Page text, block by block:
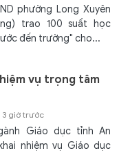
phường Long Xuyên
trao 100 suất học
đến trường" cho...
vụ trọng tâm
3 giờ trước
Giáo dục tỉnh An
nhiệm vụ Giáo dục